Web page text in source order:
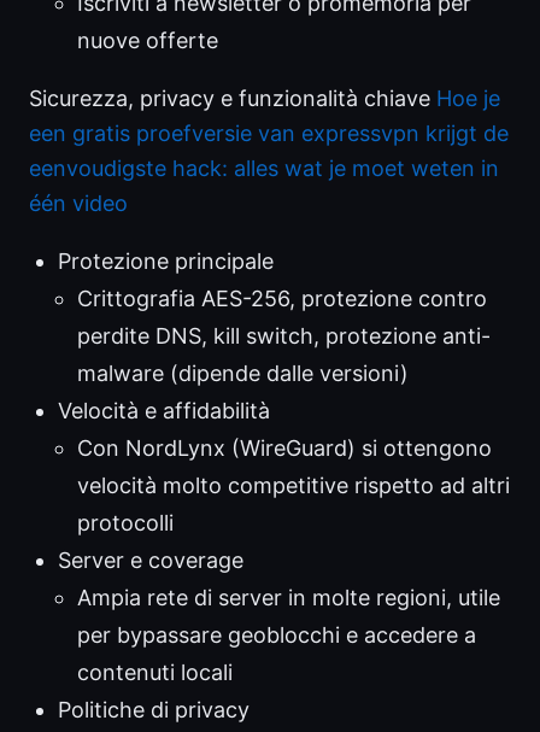
nuove offerte
Sicurezza, privacy e funzionalità chiave Hoe je
een gratis proefversie van expressvpn krijgt de
eenvoudigste hack: alles wat je moet weten in
één video
Protezione principale
Crittografia AES-256, protezione contro
perdite DNS, kill switch, protezione anti-
malware (dipende dalle versioni)
Velocità e affidabilità
Con NordLynx (WireGuard) si ottengono
velocità molto competitive rispetto ad altri
protocolli
Server e coverage
Ampia rete di server in molte regioni, utile
per bypassare geoblocchi e accedere a
contenuti locali
Politiche di privacy